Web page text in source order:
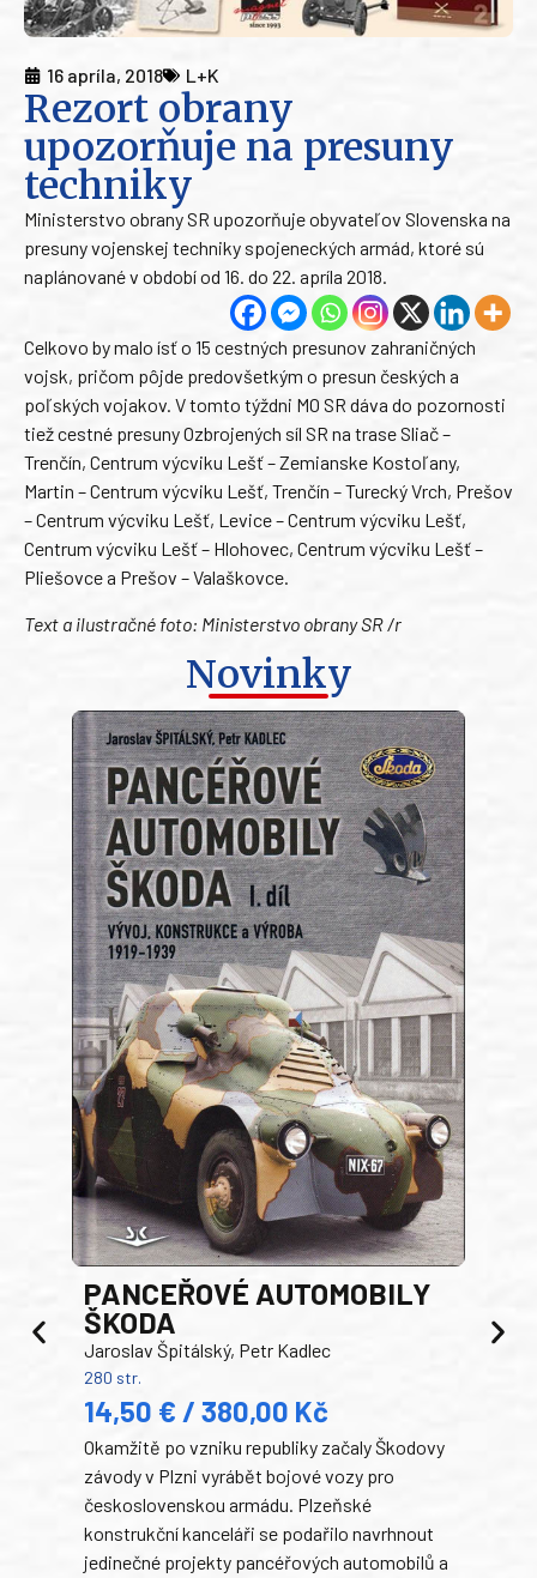
16 apríla, 2018 L+K
Rezort obrany
upozorňuje na presuny
techniky
Ministerstvo obrany SR upozorňuje obyvateľov Slovenska na
presuny vojenskej techniky spojeneckých armád, ktoré sú
naplánované v období od 16. do 22. apríla 2018.
Celkovo by malo ísť o 15 cestných presunov zahraničných
vojsk, pričom pôjde predovšetkým o presun českých a
poľských vojakov. V tomto týždni MO SR dáva do pozornosti
tiež cestné presuny Ozbrojených síl SR na trase Sliač –
Trenčín, Centrum výcviku Lešť – Zemianske Kostoľany,
Martin – Centrum výcviku Lešť, Trenčín – Turecký Vrch, Prešov
– Centrum výcviku Lešť, Levice – Centrum výcviku Lešť,
Centrum výcviku Lešť – Hlohovec, Centrum výcviku Lešť –
Pliešovce a Prešov – Valaškovce.
Text a ilustračné foto: Ministerstvo obrany SR /r
Novinky
PANCEŘOVÉ AUTOMOBILY
ŠKODA
Jaroslav Špitálský, Petr Kadlec
280 str.
14,50 € / 380,00 Kč
Okamžitě po vzniku republiky začaly Škodovy
závody v Plzni vyrábět bojové vozy pro
československou armádu. Plzeňské
konstrukční kanceláři se podařilo navrhnout
jedinečné projekty pancéřových automobilů a